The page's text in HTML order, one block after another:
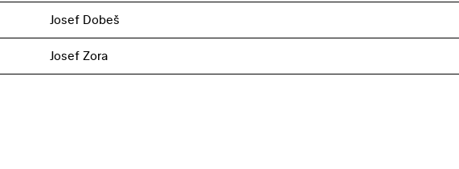
Josef Dobeš
Josef Zora